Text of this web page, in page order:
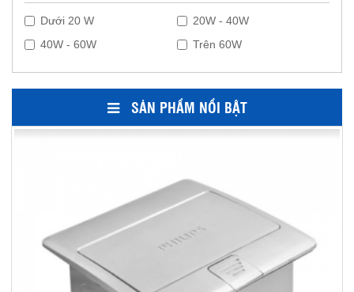
Dưới 20 W
20W - 40W
40W - 60W
Trên 60W
SẢN PHẨM NỔI BẬT